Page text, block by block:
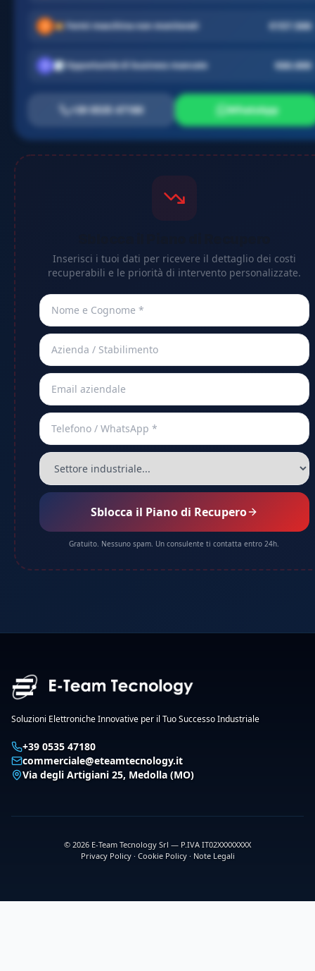
2 💥 Fermi macchina non monitorati €157.500
📉Opportunità di business mancate €60.000
+39 0535 47180 WhatsApp
Inserisci i tuoi dati per ricevere il dettaglio dei costi
recuperabili e le priorità di intervento personalizzate.
Sblocca il Piano di Recupero
Gratuito. Nessuno spam. Un consulente ti contatta entro 24h.
Soluzioni Elettroniche Innovative per il Tuo Successo Industriale
+39 0535 47180
commerciale@eteamtecnology.it
Via degli Artigiani 25, Medolla (MO)
© 2026 E-Team Tecnology Srl — P.IVA IT02XXXXXXXX
Privacy Policy · Cookie Policy · Note Legali